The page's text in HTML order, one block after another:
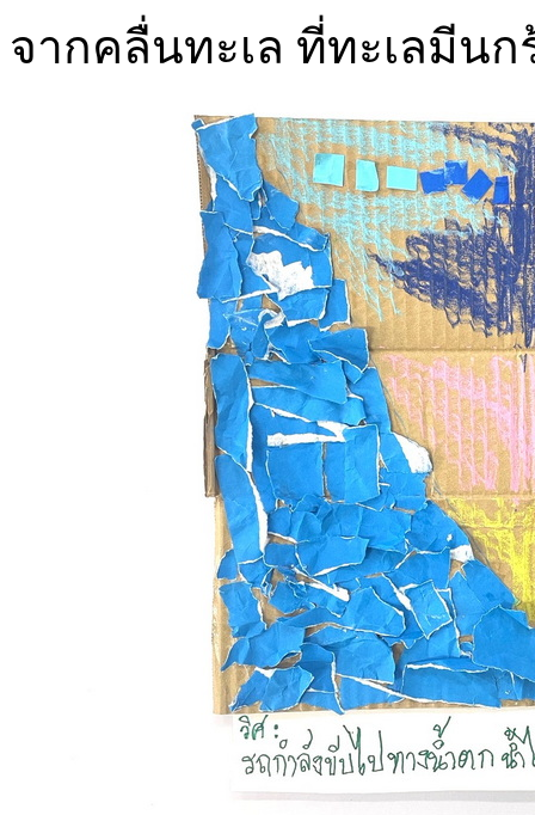
จากคลื่นทะเล ที่ทะเลมีนก